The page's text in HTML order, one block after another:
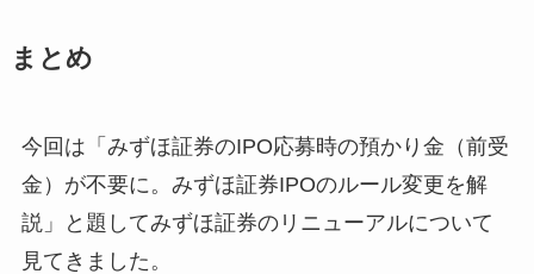
まとめ
今回は「みずほ証券のIPO応募時の預かり金（前受
金）が不要に。みずほ証券IPOのルール変更を解
説」と題してみずほ証券のリニューアルについて
見てきました。